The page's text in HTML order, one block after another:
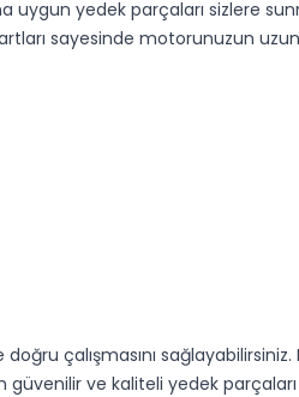
uygun yedek parçaları sizlere
sayesinde motorunuzun uzun
çalışmasını sağlayabilirsiniz.
güvenilir ve kaliteli yedek